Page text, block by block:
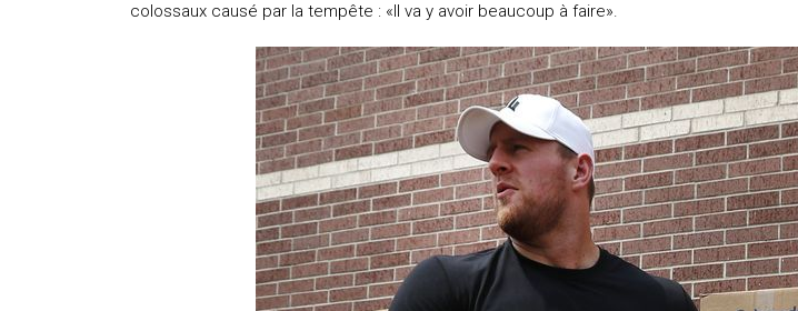
colossaux causé par la tempête : «Il va y avoir beaucoup à faire».